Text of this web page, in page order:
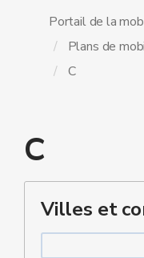
Portail de la
Plans de
C
C
Villes et